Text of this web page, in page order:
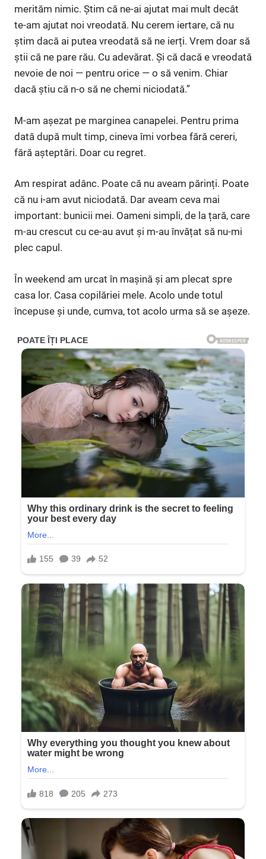
merităm nimic. Știm că ne-ai ajutat mai mult decât
te-am ajutat noi vreodată. Nu cerem iertare, că nu
știm dacă ai putea vreodată să ne ierți. Vrem doar să
știi că ne pare rău. Cu adevărat. Și că dacă e vreodată
nevoie de noi — pentru orice — o să venim. Chiar
dacă știu că n-o să ne chemi niciodată.”
M-am așezat pe marginea canapelei. Pentru prima
dată după mult timp, cineva îmi vorbea fără cereri,
fără așteptări. Doar cu regret.
Am respirat adânc. Poate că nu aveam părinți. Poate
că nu i-am avut niciodată. Dar aveam ceva mai
important: bunicii mei. Oameni simpli, de la țară, care
m-au crescut cu ce-au avut și m-au învățat să nu-mi
plec capul.
În weekend am urcat în mașină și am plecat spre
casa lor. Casa copilăriei mele. Acolo unde totul
începuse și unde, cumva, tot acolo urma să se așeze.